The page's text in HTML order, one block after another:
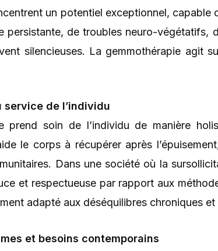
un potentiel exceptionnel, capable
persistante, de troubles neuro-végétatifs,
silencieuses. La gemmothérapie agit
service de l’individu
prend soin de l’individu de manière
le corps à récupérer après
Dans une société où la
et respectueuse par rapport aux
adapté aux déséquilibres chroniques
et besoins contemporains